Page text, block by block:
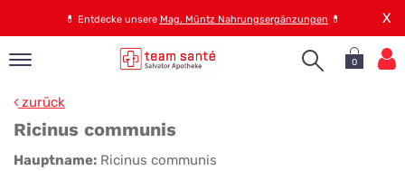
💊 Entdecke unsere Mag. Müntz Nahrungsergänzungen 💊 X
0
zurück
Ricinus communis
Ricinus
Hauptname: Ricinus communis